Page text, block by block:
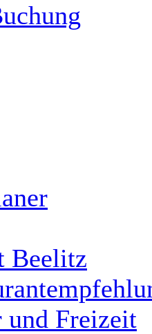
Beelitz
Freizeit